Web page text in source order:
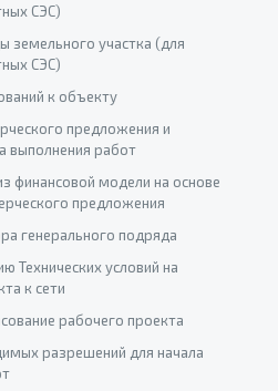
СЭС)
земельного участка (для
СЭС)
к объекту
предложения и
выполнения работ
финансовой модели на основе
предложения
генерального подряда
Технических условий на
к сети
рабочего проекта
разрешений для начала